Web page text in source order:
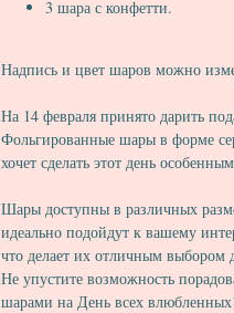
3 шара с конфетти.
Надпись и цвет шаров можно
На 14 февраля принято дарить
Фольгированные шары в форме
хочет сделать этот день
Шары доступны в различных
идеально подойдут к вашему
что делает их отличным
Не упустите возможность
шарами на День всех